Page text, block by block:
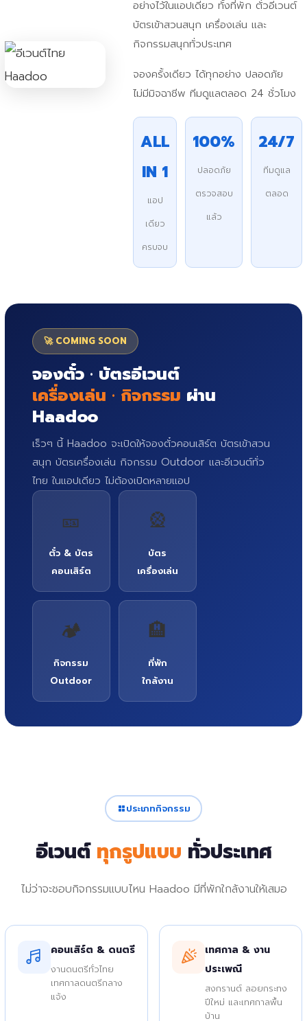
อย่างไว้ในแอปเดียว ทั้งที่พัก ตั๋วอีเวนต์
บัตรเข้าสวนสนุก เครื่องเล่น และ
กิจกรรมสนุกทั่วประเทศ
จองครั้งเดียว ได้ทุกอย่าง ปลอดภัย
ไม่มีมิจฉาชีพ ทีมดูแลตลอด 24 ชั่วโมง
ALL
IN 1
แอป
เดียว
ครบจบ
100%
ปลอดภัย
ตรวจสอบ
แล้ว
24/7
ทีมดูแล
ตลอด
🚀 COMING SOON
จองตั๋ว · บัตรอีเวนต์
เครื่องเล่น · กิจกรรม ผ่าน
Haadoo
เร็วๆ นี้ Haadoo จะเปิดให้จองตั๋วคอนเสิร์ต บัตรเข้าสวน
สนุก บัตรเครื่องเล่น กิจกรรม Outdoor และอีเวนต์ทั่ว
ไทย ในแอปเดียว ไม่ต้องเปิดหลายแอป
🎫
ตั๋ว & บัตร
คอนเสิร์ต
🎡
บัตร
เครื่องเล่น
🏕️
กิจกรรม
Outdoor
🏨
ที่พัก
ใกล้งาน
ประเภทกิจกรรม
อีเวนต์ ทุกรูปแบบ ทั่วประเทศ
ไม่ว่าจะชอบกิจกรรมแบบไหน Haadoo มีที่พักใกล้งานให้เสมอ
คอนเสิร์ต & ดนตรี
งานดนตรีทั่วไทย
เทศกาลดนตรีกลาง
แจ้ง
เทศกาล & งาน
ประเพณี
สงกรานต์ ลอยกระทง
ปีใหม่ และเทศกาลพื้น
บ้าน